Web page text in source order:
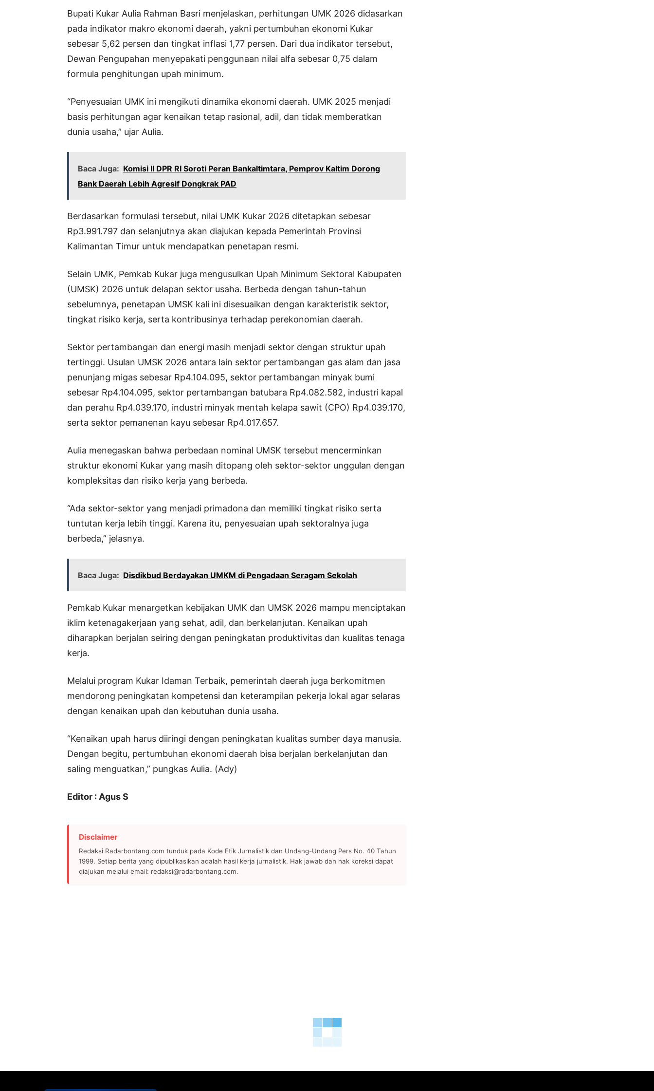
Bupati Kukar Aulia Rahman Basri menjelaskan, perhitungan UMK 2026 didasarkan
pada indikator makro ekonomi daerah, yakni pertumbuhan ekonomi Kukar
sebesar 5,62 persen dan tingkat inflasi 1,77 persen. Dari dua indikator tersebut,
Dewan Pengupahan menyepakati penggunaan nilai alfa sebesar 0,75 dalam
formula penghitungan upah minimum.
“Penyesuaian UMK ini mengikuti dinamika ekonomi daerah. UMK 2025 menjadi
basis perhitungan agar kenaikan tetap rasional, adil, dan tidak memberatkan
dunia usaha,” ujar Aulia.
Baca Juga: Komisi II DPR RI Soroti Peran Bankaltimtara, Pemprov Kaltim Dorong
Bank Daerah Lebih Agresif Dongkrak PAD
Berdasarkan formulasi tersebut, nilai UMK Kukar 2026 ditetapkan sebesar
Rp3.991.797 dan selanjutnya akan diajukan kepada Pemerintah Provinsi
Kalimantan Timur untuk mendapatkan penetapan resmi.
Selain UMK, Pemkab Kukar juga mengusulkan Upah Minimum Sektoral Kabupaten
(UMSK) 2026 untuk delapan sektor usaha. Berbeda dengan tahun-tahun
sebelumnya, penetapan UMSK kali ini disesuaikan dengan karakteristik sektor,
tingkat risiko kerja, serta kontribusinya terhadap perekonomian daerah.
Sektor pertambangan dan energi masih menjadi sektor dengan struktur upah
tertinggi. Usulan UMSK 2026 antara lain sektor pertambangan gas alam dan jasa
penunjang migas sebesar Rp4.104.095, sektor pertambangan minyak bumi
sebesar Rp4.104.095, sektor pertambangan batubara Rp4.082.582, industri kapal
dan perahu Rp4.039.170, industri minyak mentah kelapa sawit (CPO) Rp4.039.170,
serta sektor pemanenan kayu sebesar Rp4.017.657.
Aulia menegaskan bahwa perbedaan nominal UMSK tersebut mencerminkan
struktur ekonomi Kukar yang masih ditopang oleh sektor-sektor unggulan dengan
kompleksitas dan risiko kerja yang berbeda.
“Ada sektor-sektor yang menjadi primadona dan memiliki tingkat risiko serta
tuntutan kerja lebih tinggi. Karena itu, penyesuaian upah sektoralnya juga
berbeda,” jelasnya.
Baca Juga: Disdikbud Berdayakan UMKM di Pengadaan Seragam Sekolah
Pemkab Kukar menargetkan kebijakan UMK dan UMSK 2026 mampu menciptakan
iklim ketenagakerjaan yang sehat, adil, dan berkelanjutan. Kenaikan upah
diharapkan berjalan seiring dengan peningkatan produktivitas dan kualitas tenaga
kerja.
Melalui program Kukar Idaman Terbaik, pemerintah daerah juga berkomitmen
mendorong peningkatan kompetensi dan keterampilan pekerja lokal agar selaras
dengan kenaikan upah dan kebutuhan dunia usaha.
“Kenaikan upah harus diiringi dengan peningkatan kualitas sumber daya manusia.
Dengan begitu, pertumbuhan ekonomi daerah bisa berjalan berkelanjutan dan
saling menguatkan,” pungkas Aulia. (Ady)
Editor : Agus S
Disclaimer
Redaksi Radarbontang.com tunduk pada Kode Etik Jurnalistik dan Undang-Undang Pers No. 40 Tahun
1999. Setiap berita yang dipublikasikan adalah hasil kerja jurnalistik. Hak jawab dan hak koreksi dapat
diajukan melalui email: redaksi@radarbontang.com.